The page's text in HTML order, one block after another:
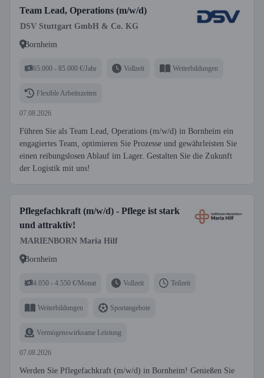
Team Lead, Operations (m/w/d)
DSV Stuttgart GmbH & Co. KG
Bornheim
65.000 - 85.000 €/Jahr Vollzeit Weiterbildungen
Flexible Arbeitszeiten
07.08.2026
Führen Sie als Team Lead, Operations (m/w/d) in Bornheim ein
engagiertes Team, optimieren Sie Prozesse und gewährleisten Sie
einen reibungslosen Ablauf im Lager. Gestalten Sie die Zukunft
der Logistik mit uns!
Pflegefachkraft (m/w/d) - Pflege ist stark
und attraktiv!
MARIENBORN Maria Hilf
Bornheim
4.050 - 4.550 €/Monat Vollzeit Teilzeit
Weiterbildungen Sportangebote
Vermögenswirksame Leistung
07.08.2026
Werden Sie Pflegefachkraft (m/w/d) in Bornheim! Genießen Sie